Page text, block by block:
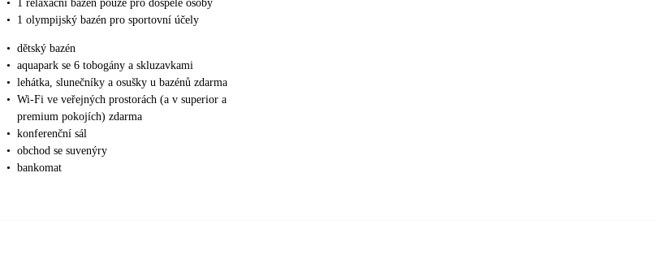
•
1 relaxační bazén pouze pro dospělé osoby
•
1 olympijský bazén pro sportovní účely
• dětský bazén
• aquapark se 6 tobogány a skluzavkami
• lehátka, slunečníky a osušky u bazénů zdarma
• Wi-Fi ve veřejných prostorách (a v superior a
premium pokojích) zdarma
• konferenční sál
• obchod se suvenýry
• bankomat